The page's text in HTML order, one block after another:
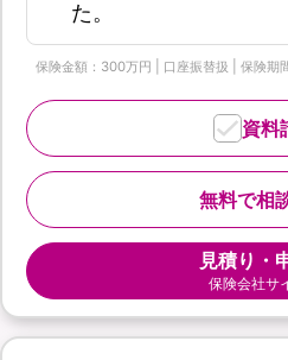
た。
保険金額：300万円 | 口座振替扱 | 保険期
無料で相
資料
見積り・
保険会社サ